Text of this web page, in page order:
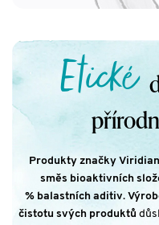
Etické
Produkty značky
směs bioaktivních
% balastních aditiv.
čistotu svých produktů